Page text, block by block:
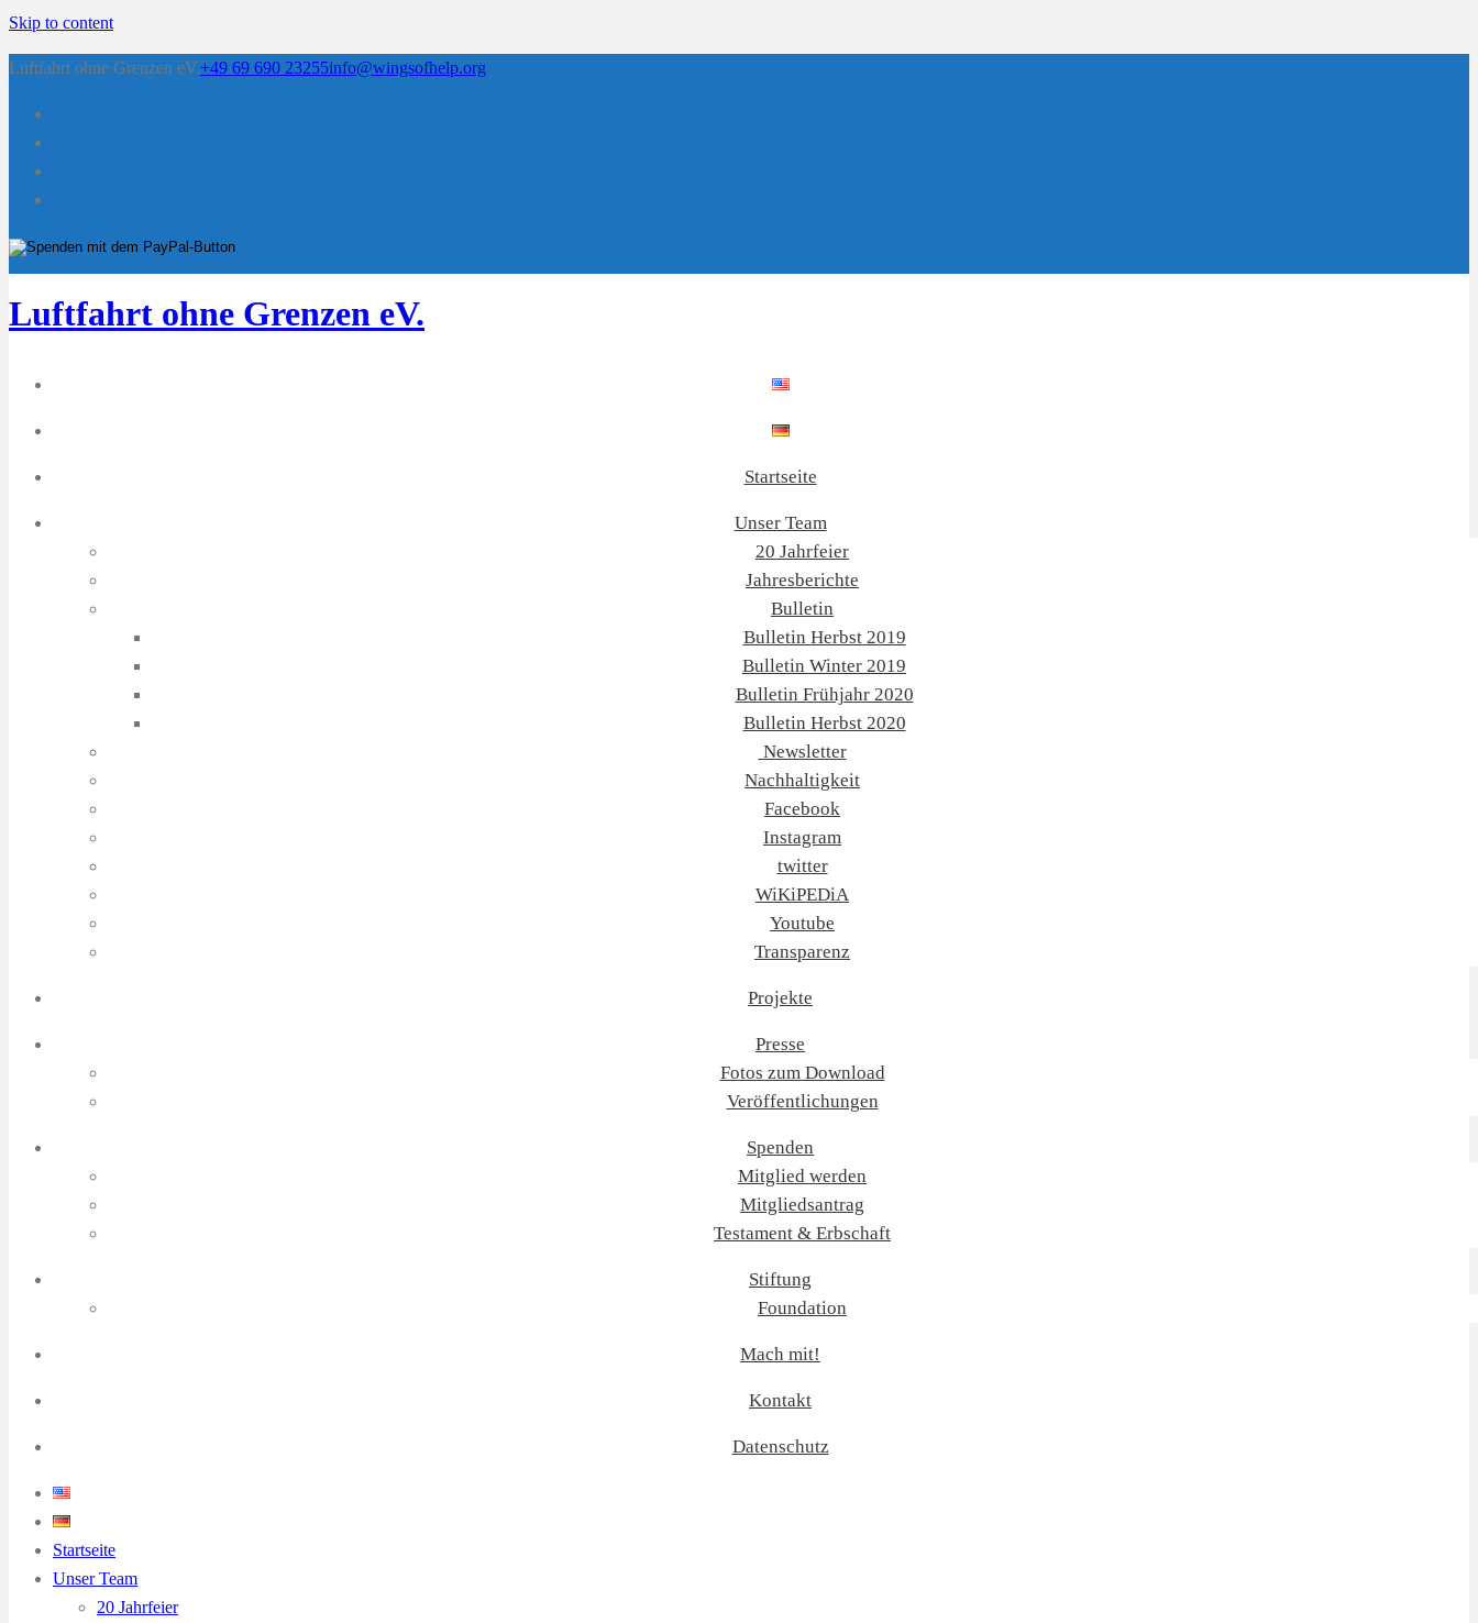
Skip to content
Luftfahrt ohne Grenzen eV.+49 69 690 23255info@wingsofhelp.org
Luftfahrt ohne Grenzen eV.
Startseite
Unser Team
20 Jahrfeier
Jahresberichte
Bulletin
Bulletin Herbst 2019
Bulletin Winter 2019
Bulletin Frühjahr 2020
Bulletin Herbst 2020
Newsletter
Nachhaltigkeit
Facebook
Instagram
twitter
WiKiPEDiA
Youtube
Transparenz
Projekte
Presse
Fotos zum Download
Veröffentlichungen
Spenden
Mitglied werden
Mitgliedsantrag
Testament & Erbschaft
Stiftung
Foundation
Mach mit!
Kontakt
Datenschutz
Startseite
Unser Team
20 Jahrfeier